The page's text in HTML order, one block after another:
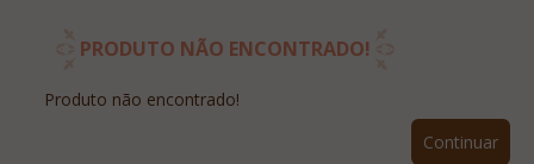
Site Institucional
Lista De Desejos
PRODUTO NÃO ENCONTRADO!
Produto não encontrado!
Continuar